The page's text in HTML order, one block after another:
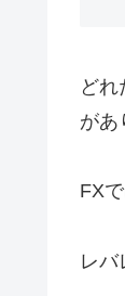
ど
があ
FX
レバ